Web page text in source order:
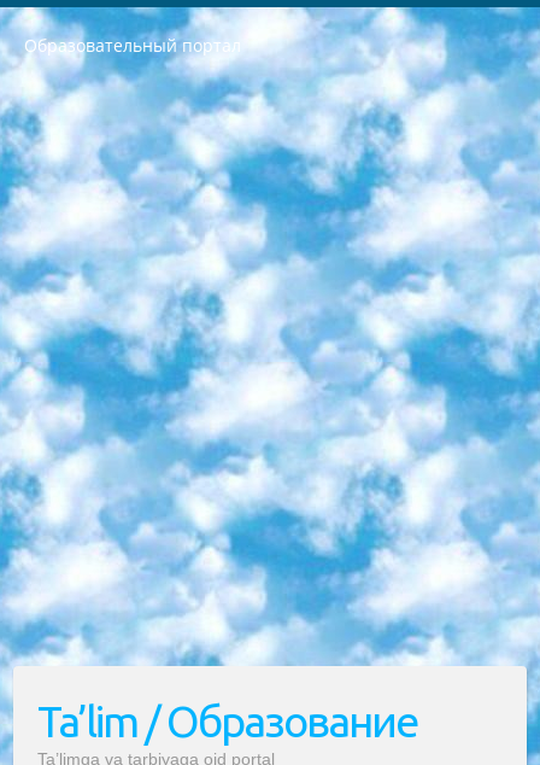
Образовательный портал
РЕСПУБЛИКА УЗБЕКИСТАН МИНИСТРЕРСТВО ДОШКОЛЬНОГО И ШКОЛЬНОГО ОБРАЗОВАНИЯ КОМАНДА в общеобразовательных учреждениях в 2023-2024 учебном году организация и проведение итоговой государственной аттестации обучающихся о Министра дошкольного и школьного образования Республики Узбекистан от 4 марта 2008 года (постановлением Минюста от 20 марта 2008 года № 1778 государственной регистрации) «Итоговое состояние учащихся общего среднего образования на основании положения об утверждении положения об аттестации общего среднего образования выпускной экзамен студентов в образовательных учреждениях в 2023-2024 учебном году В целях организации и прохождения аттестации приказываю: 1. Следующее: перечень предметов, по которым будет проводиться итоговая государственная аттестация и экзамен формы перевода согласно приложению 1; сертификаты международного образца, оценивающие уровень владения иностранными языками перечень согласно приложению 2; 2. Педагогический при специализированных образовательных учреждениях. научно-практический центр квалификации и международной оценки (Д.Давидова) 2024 г. До 25 марта: задания по предметам, по которым будет проводиться итоговая аттестация разработка и утверждение технических условий; итоговая аттестация на основании разработанного предметного задания разработка вопросов по предметам (устно и письменно), экзамен передача; общеобразовательные средние школы и специальные учебные заведения учащиеся выпускных классов школ и интернатов в агентской системе подготовка базы данных экзаменационных материалов и критериев оценки; перевод базы экзаменационных материалов на все языки обучения подать в Республиканский образовательный центр для изготовления; варианты экзаменов на основе разработанных контрольных материалов пусть будут поставлены задачи формирования. 3. Республиканский образовательный центр (Ш.Худайкулов) до 5 апреля 2024 года. до: база данных предоставленных экзаменационных материалов на все языки обучения перевод и экспертиза; для слепых, слабовидящих, глухих, слабослышащих и умственно отсталых детей учащиеся выпускных классов специализированных школ и школ-интернатов база данных экзаменационных материалов на всех преподаваемых языках подготовка критериев оценки; специализированные школы для умственно отсталых детей и технологии для учащихся выпускных классов школ-интернатов разработка соответствующих рекомендаций и критериев проведения ЕГЭ по естествознанию давать задания. 4. Педагогический при специализированных образовательных учреждениях. Научно-практический центр навыков и международной оценки (Д.Давидова), Республика образовательный центр (Худайкулов Ш.) итоговый государственный аттестационный экзамен ориентирован на творческое и логическое мышление при подготовке базы материалов учитывать введение заданий. 5. Следует отметить, что: сертификат государственного образца о знании общеобразовательного предмета и как минимум национальный уровень B1 по предметам на иностранных языках, указанным в Приложении 2. или международно признанный сертификат эквивалентного уровня студенты, изучающие определенный предмет, освобождаются от экзамена; по соответствующим предметам запланирована итоговая государственная аттестация за день до дня, путем жеребьевки Рабочей группой (в письменной форме по предметам, проводимым в форме) из числа сформированных вариантов выбрано 2 варианта; 2 выбранных варианта экзамена анонсированы на официальном сайте министерства и все выпускники по всей стране на основе этих вариантов проводит итоговую государственную аттестацию. 6. Государственное образование учащихся средних общеобразовательных учреждений. знания в соответствии с квалификационными требованиями, которые необходимо приобрести на основании стандартов итоговый (выпускной) контроль для 9 и 11 классов в целях тестирования Экзамены (далее – экзамены) состоят из предметов, перечисленных в приложении 1. будет сделано. 7. Экзамены пройдут с 26 мая по 15 июня 2024 г. (кроме науки физического воспитания). 8. Физическая для учащихся 9 классов общесредних образовательных учреждений. Экзамены по предмету «Образование, квалификация медицина» 1-6 мая 2024 года. сотрудники перевести под присмотр (с отклонениями в физическом или умственном развитии) специализированная школа для детей, школы-интернаты и со сколиозом школы-интернаты санаторного типа для больных детей исключены). 9. Он был слепым, слабовидящим и имел нарушения опорно-двигательного аппарата. экзамены в специализированных школах и интернатах для детей должны проводиться исходя из требований, предъявляемых к общеобразовательным учреждениям (физкультура кроме науки). 10. Специализированная школа для глухих и слабослышащих детей. и экзамены в интернатах и быть реализован в виде письменного теста по математике. 11. Специальность для умственно отсталых детей. Для 9 класса Родной язык и литературное письмо Государственный язык (язык обучения – узбекский). для неклассов) написано Математическое письмо Письменная/устная история Узбекистана Физическое воспитание практично Итоговый контроль Для 11 класса Написание родного языка и литературы (эссе) Математическое письмо Узбекский язык (обучение на узбекском языке) не посещающее общее среднее образование для учреждений)/Образовательное учреждение выбор письменный и устный Иностранный язык письменный/устный Письменная/устная история Узбекистана *По выбору студента:  Химия  Физика  Основы государственного права  География 10 бесплатных образовательных ресурсов - Мы составили подборку онлайн-проектов с интерактивными упражнениями, видеолекциями и статьями. Они помогут вам обрести новые и освежить старые знания бесплатно. 1. «ИНТУИТ» Старейшая образовательная площадка Рунета. Здесь вы найдёте сотни текстовых и видеокурсов на десятки различных тем — от программирования до психологии. Многие курсы подготовлены российскими университетами и крупными международными компаниями вроде Intel и Microsoft. Самостоятельное обучение бесплатное, но желающие могут оплатить услуги персональных наставников. 2. «Смартия» знакомит с актуальными профессиями и подсказывает, как им обучаться. Выбрав заинтересовавшую вас специальность — SMM-специалист, фотограф, веб-дизайнер или другую, — увидите список необходимых для неё умений. Чтобы вы могли освоить их самостоятельно, для каждого умения площадка отображает подборку ссылок на учебные материалы. Хотя «Смартия» ориентируется на русскоязычную аудиторию, часть контента всё же доступна только на английском. 3. «Лекторий Физтеха» Проект Московского физико-технического института (Физтеха). С его помощью вы можете смотреть онлайн серии лекций, записанные на видео в этом вузе. В числе доступных предметов — физика, биология, химия, информационные технологии и другие. К некоторым лекциям администрация ресурса прилагает готовые конспекты, которые можно скачивать в PDF-формате. 4. ITMOcourses Онлайн-площадка Санкт-Петербургского национального исследовательского университета информационных технологий, механики и оптики (ИТМО). Ресурс предоставляет свободный доступ к курсам, разработанным в этом вузе. Каталог материалов разбит на четыре категории: «Оптические системы и технологии», «Приборостроение и робототехника», «Информационные технологии» и «Биотехнологии». Курсы состоят из видеолекций, интерактивных демонстраций и заданий. 5. «КиберЛенинка» Электронная научная библиотека открытого доступа. Каталог площадки регулярно обрастает текстами статей из различных научных изданий. Сгруппированные по журналам и рубрикам публикации можно читать онлайн или скачивать целиком в PDF-формате. Проект нацелен на популяризацию науки за счёт открытого доступа к качественной информации. 6. «ПостНаука» На этом ресурсе публикуют подборки видеолекций, составленные экспертами из разных отраслей и объединённые общими темами. Среди них, к примеру, есть серии «Биоинформатика и геномика», «Культура средневековой Скандинавии» и Cinema Studies о теории кино. Каждая подборка лекций — логически связанная история, рассказанная экспертом от первого лица. Кроме того, на сайте появляются научно-образовательные статьи и тесты на разные темы. 7. «Newочём» Команда проекта «Newочём» отбирает самые интересные тексты из англоязычных СМИ и переводит те из них, за которые голосуют участники сообщества «ВКонтакте». По большей части это научно-популярные статьи. Редакторы придумывают лишь заголовки, в остальном содержание переводов соответствует оригиналам. Полные тексты можно читать прямо в социальной сети. 8. InternetUrok Онлайн-база материалов по основным дисциплинам школьной программы. Информация на сайте структурирована по классам, предметам и темам (урокам). Каждый урок состоит из видеолекций и конспектов. Есть также интерактивные тренажёры и тесты для закрепления пройденного материала. Даже если вы давно окончили школу, возможность повторить программу старших классов всегда может пригодиться. 9. Edutainme Ещё один ресурс об образовании. В отличие от Newtonew, как мне кажется, Edutainme больше ориентируется на представителей индустрии: педагогов, предпринимателей, разработчиков образовательных проектов. Но и любой, кто просто стремится к саморазвитию, найдёт на сайте много полезного и интересного для себя. Например, информацию о новых курсах и образовательных сервисах. 10. Newtonew Онлайн-медиа об образовании и обучении в широком смысле. Авторы Newtonew пишут об инструментах, заведениях, тактиках и стратегиях, которые помогают учить других и получать новые знания самостоятельно. На этой площадке вы найдёте новости, обзоры, аналитические мат
Ta’lim / Образование
Ta’limga va tarbiyaga oid portal